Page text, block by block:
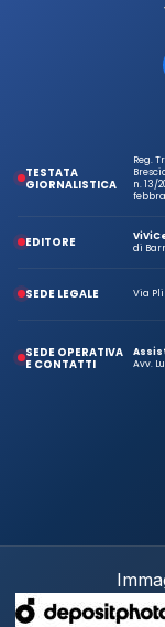
TESTATA
GIORNALISTICA
Reg.
n. 13/
EDITORE
di
SEDE LEGALE Via
SEDE OPERATIVA
E CONTATTI
Avv.